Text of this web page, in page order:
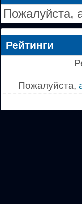
Пожалуйста,
Рейтинги
Пожалуйста,